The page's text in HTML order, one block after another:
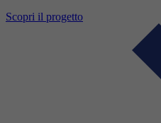
Scopri il progetto